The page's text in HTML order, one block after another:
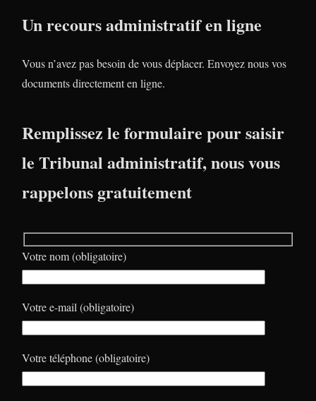
Un recours administratif en ligne
Vous n’avez pas besoin de vous déplacer. Envoyez nous vos
documents directement en ligne.
Remplissez le formulaire pour saisir
le Tribunal administratif, nous vous
rappelons gratuitement
Votre nom (obligatoire)
Votre e-mail (obligatoire)
Votre téléphone (obligatoire)